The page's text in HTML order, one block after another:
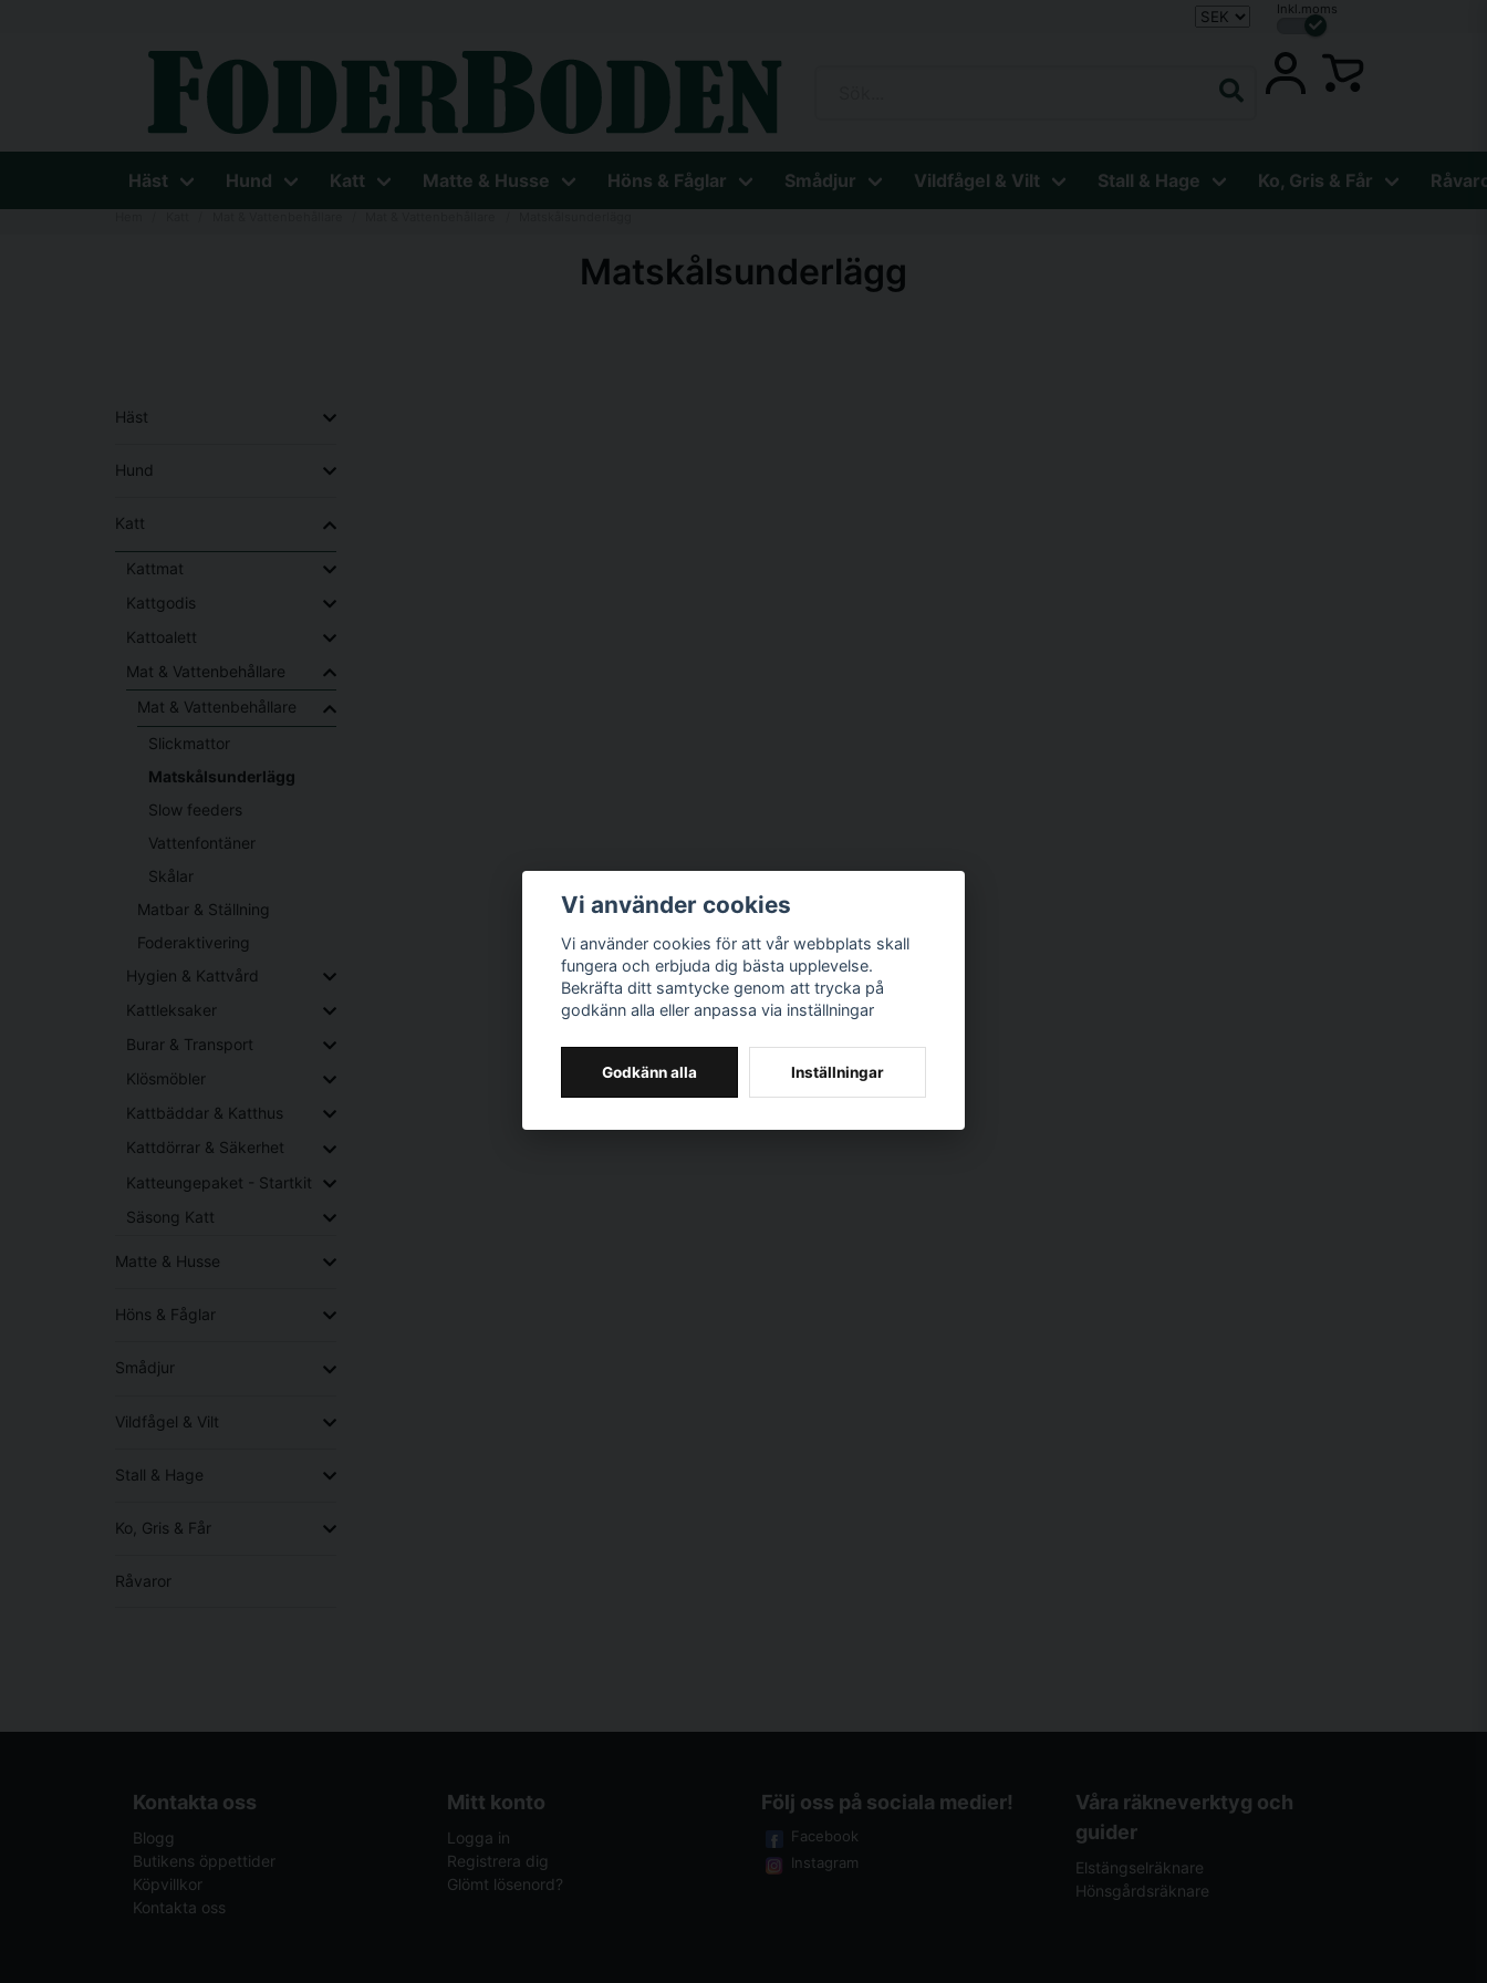
Inkl.moms
Häst Hund Katt Matte & Husse Höns & Fåglar Smådjur Vildfågel & Vilt Stall & Hage Ko, Gris & Får
Matskålsunderlägg
Häst
Hund
Katt
Kattmat
Kattgodis
Kattoalett
Mat & Vattenbehållare
Mat & Vattenbehållare
Slickmattor
Matskålsunderlägg
Slow feeders
Vattenfontäner
Skålar
Matbar & Ställning
Foderaktivering
Hygien & Kattvård
Kattleksaker
Burar & Transport
Klösmöbler
Kattbäddar & Katthus
Kattdörrar & Säkerhet
Katteungepaket - Startkit
Säsong Katt
Matte & Husse
Höns & Fåglar
Smådjur
Vildfågel & Vilt
Stall & Hage
Ko, Gris & Får
Råvaror
Kontakta oss
Blogg
Butikens öppettider
Köpvillkor
Kontakta oss
Mitt konto
Logga in
Registrera dig
Glömt lösenord?
Följ oss på sociala medier!
Facebook
Instagram
Våra räkneverktyg och
guider
Elstängselräknare
Hönsgårdsräknare
Vi använder cookies
Vi använder cookies för att vår webbplats skall
fungera och erbjuda dig bästa upplevelse.
Bekräfta ditt samtycke genom att trycka på
godkänn alla eller anpassa via inställningar
Godkänn alla Inställningar